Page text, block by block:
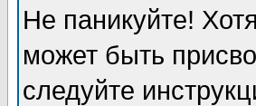
Не паникуйте!
может быть
следуйте